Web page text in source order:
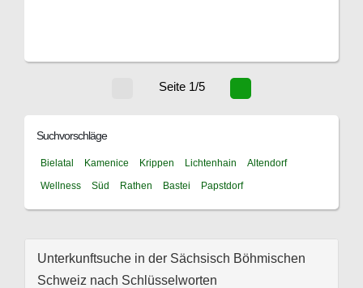
Seite 1/5
Suchvorschläge
Bielatal Kamenice Krippen Lichtenhain
Altendorf
Wellness
Süd Rathen Bastei Papstdorf
Unterkunftsuche in der Sächsisch Böhmischen
Schweiz nach Schlüsselworten